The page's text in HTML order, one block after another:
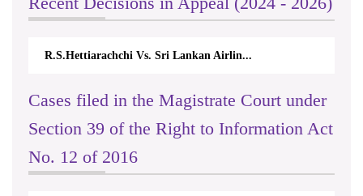
R.S.Hettiarachchi Vs. Sri Lankan Airlin...
Cases filed in the Magistrate Court under
Section 39 of the Right to Information Act
No. 12 of 2016